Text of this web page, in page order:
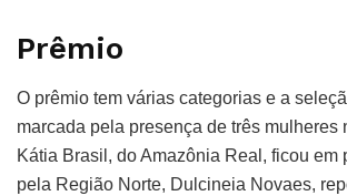
Prêmio
O prêmio tem várias categorias e a
marcada pela presença de três mulheres
Kátia Brasil, do Amazônia Real, ficou em
pela Região Norte, Dulcineia Novaes,